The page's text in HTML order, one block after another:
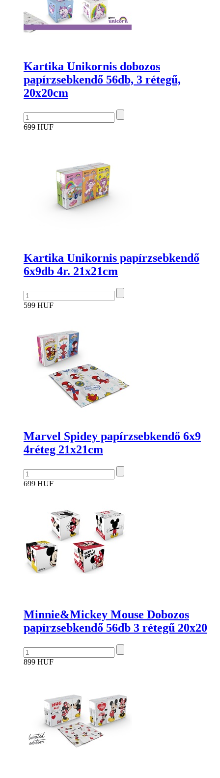
Kartika Unikornis dobozos
papírzsebkendő 56db, 3 rétegű,
20x20cm
699 HUF
Kartika Unikornis papírzsebkendő
6x9db 4r. 21x21cm
599 HUF
Marvel Spidey papírzsebkendő 6x9
4réteg 21x21cm
699 HUF
Minnie&Mickey Mouse Dobozos
papírzsebkendő 56db 3 rétegű 20x20
899 HUF